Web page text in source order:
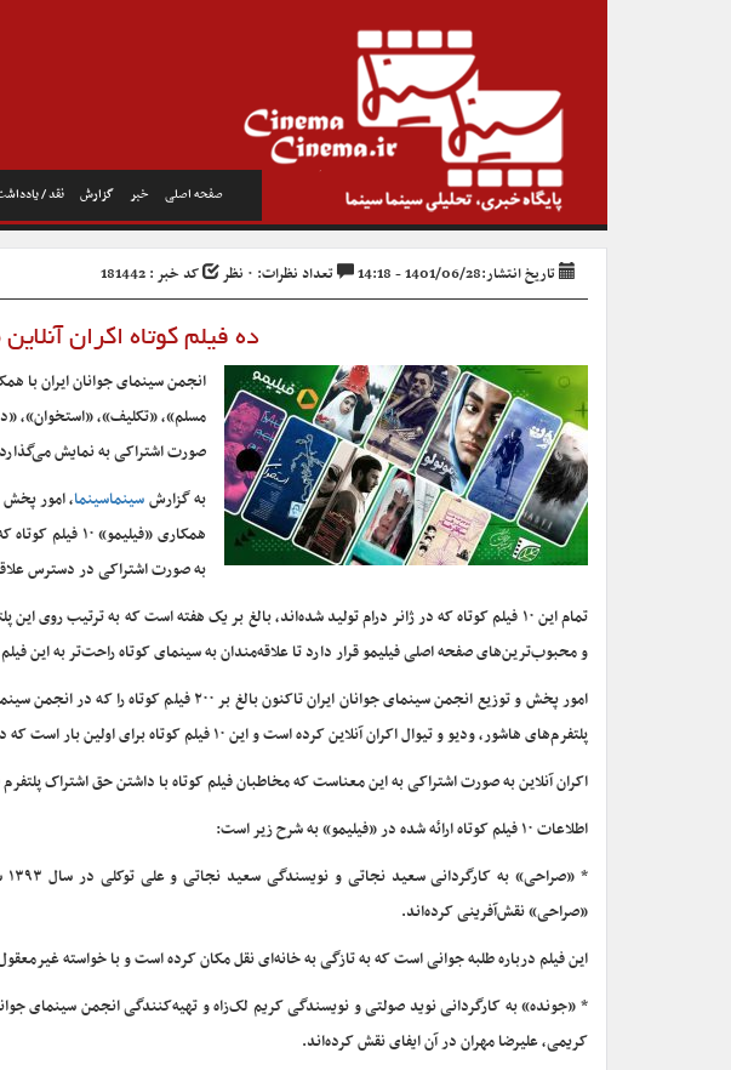
صفحه اصلی خبر گزارش نقد /
تاریخ انتشار:1401/06/28 - 14:18 تعداد نظرات: ۰ نظر کد خبر : 181442
ده فیلم کوتاه اکران
مسلم»، «تکلیف»، «استخوان»،
صورت اشتراکی به نمایش
به گزارشسینماسینما، امور پخش
به صورت اشتراکی در دسترس
تمام این ۱۰ فیلم کوتاه که در ژانر درام تولید شده‌اند، بالغ بر یک هفته است که به ترتیب
و محبوب‌ترین‌های صفحه اصلی فیلیمو قرار دارد تا علاقه‌مندان به سینمای کوتاه راحت‌تر به این
امور پخش و توزیع انجمن سینمای جوانان ایران
پلتفرم‌های هاشور، ودیو و تیوال اکران آنلاین کرده است و این ۱۰ فیلم کوتاه برای اولین بار است که در پلتفرم فیلیمو اکران آنلاین می‌شوند.
اکران آنلاین به صورت اشتراکی به این معناست که مخاطبان فیلم کوتاه با داشتن حق اشتراک پلتفرم‌
اطلاعات ۱۰ فیلم کوتاه ارائه شده در «فیلیمو» به شرح زیر است:
«صراحی» نقش‌آفرینی کرده‌اند.
این فیلم درباره طلبه جوانی است که به تازگی به خانه‌ای نقل مکان کرده است و با خواسته
کریمی، علیرضا مهران در آن ایفای نقش کرده‌اند.